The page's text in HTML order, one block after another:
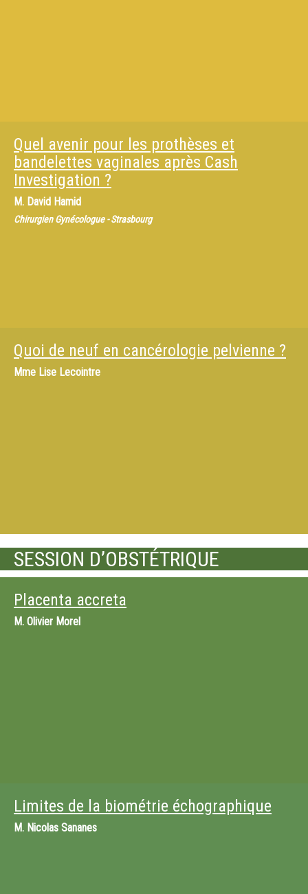
Quel avenir pour les prothèses et
bandelettes vaginales après Cash
Investigation ?
M. David Hamid
Chirurgien Gynécologue - Strasbourg
Quoi de neuf en cancérologie pelvienne ?
Mme Lise Lecointre
SESSION D’OBSTÉTRIQUE
Placenta accreta
M. Olivier Morel
Limites de la biométrie échographique
M. Nicolas Sananes